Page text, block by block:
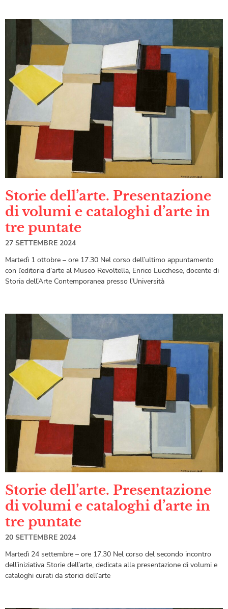
Storie dell’arte. Presentazione
di volumi e cataloghi d’arte in
tre puntate
27 SETTEMBRE 2024
Martedì 1 ottobre – ore 17.30 Nel corso dell’ultimo appuntamento
con l’editoria d’arte al Museo Revoltella, Enrico Lucchese, docente di
Storia dell’Arte Contemporanea presso l’Università
Storie dell’arte. Presentazione
di volumi e cataloghi d’arte in
tre puntate
20 SETTEMBRE 2024
Martedì 24 settembre – ore 17.30 Nel corso del secondo incontro
dell’iniziativa Storie dell’arte, dedicata alla presentazione di volumi e
cataloghi curati da storici dell’arte